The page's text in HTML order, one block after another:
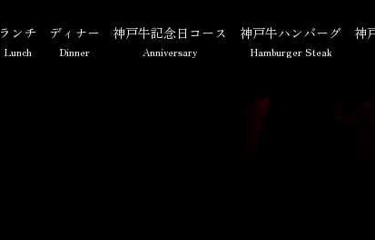
ランチ
Lunch
ディナー
Dinner
神戸牛記念日コース
Anniversary
神戸牛ハンバーグ
Hamburger Steak
神